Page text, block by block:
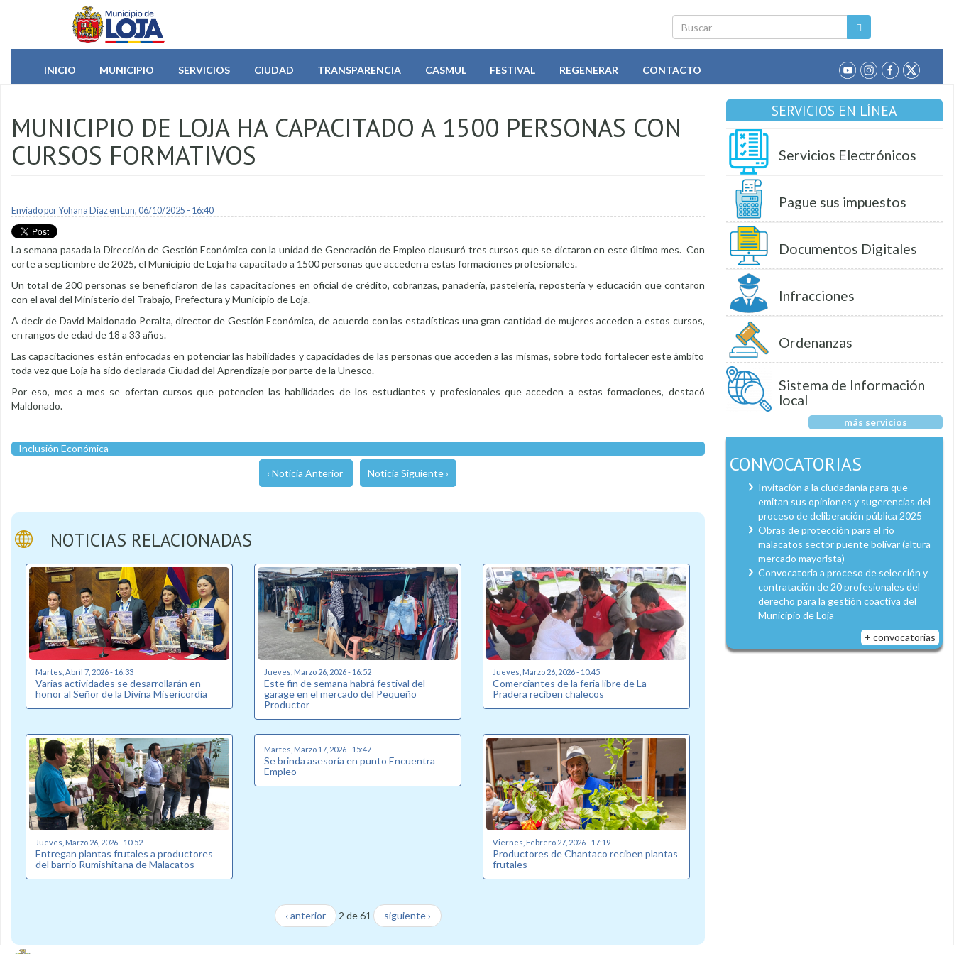
Pasar al contenido principal
Buscar
INICIO
MUNICIPIO SERVICIOS CIUDAD TRANSPARENCIA CASMUL FESTIVAL REGENERAR CONTACTO
MUNICIPIO DE LOJA HA CAPACITADO A 1500 PERSONAS CON
CURSOS FORMATIVOS
Enviado porYohana Diazen Lun, 06/10/2025 - 16:40
La semana pasada la Dirección de Gestión Económica con la unidad de Generación de Empleo clausuró tres cursos que se dictaron en este último mes. Con
corte a septiembre de 2025, el Municipio de Loja ha capacitado a 1500 personas que acceden a estas formaciones profesionales.
Un total de 200 personas se beneficiaron de las capacitaciones en oficial de crédito, cobranzas, panadería, pastelería, repostería y educación que contaron
con el aval del Ministerio del Trabajo, Prefectura y Municipio de Loja.
A decir de David Maldonado Peralta, director de Gestión Económica, de acuerdo con las estadísticas una gran cantidad de mujeres acceden a estos cursos,
en rangos de edad de 18 a 33 años.
Las capacitaciones están enfocadas en potenciar las habilidades y capacidades de las personas que acceden a las mismas, sobre todo fortalecer este ámbito
toda vez que Loja ha sido declarada Ciudad del Aprendizaje por parte de la Unesco.
Por eso, mes a mes se ofertan cursos que potencien las habilidades de los estudiantes y profesionales que acceden a estas formaciones, destacó
Maldonado.
Inclusión Económica
‹ Noticia Anterior Noticia Siguiente ›
NOTICIAS RELACIONADAS
Martes, Abril 7, 2026 - 16:33
Varias actividades se desarrollarán en
honor al Señor de la Divina Misericordia
Jueves, Marzo 26, 2026 - 16:52
Este fin de semana habrá festival del
garage en el mercado del Pequeño
Productor
Jueves, Marzo 26, 2026 - 10:45
Comerciantes de la feria libre de La
Pradera reciben chalecos
Jueves, Marzo 26, 2026 - 10:52
Entregan plantas frutales a productores
del barrio Rumishitana de Malacatos
Martes, Marzo 17, 2026 - 15:47
Se brinda asesoría en punto Encuentra
Empleo
Viernes, Febrero 27, 2026 - 17:19
Productores de Chantaco reciben plantas
frutales
‹ anterior 2 de 61 siguiente ›
SERVICIOS EN LÍNEA
Servicios Electrónicos
Pague sus impuestos
Documentos Digitales
Infracciones
Ordenanzas
Sistema de Información
local
más servicios
CONVOCATORIAS
Invitación a la ciudadanía para que
emitan sus opiniones y sugerencias del
proceso de deliberación pública 2025
Obras de protección para el río
malacatos sector puente bolívar (altura
mercado mayorista)
Convocatoria a proceso de selección y
contratación de 20 profesionales del
derecho para la gestión coactiva del
Municipio de Loja
+ convocatorias